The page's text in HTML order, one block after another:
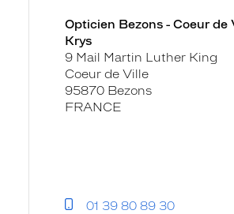
Opticien Bezons - Coeur de
Krys
9 Mail Martin Luther King
Coeur de Ville
95870 Bezons
FRANCE
01 39 80 89 30